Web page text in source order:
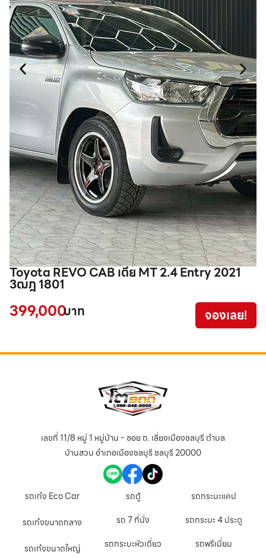
Toyota REVO CAB เตี้ย MT 2.4 Entry 2021
3ฒฎ 1801
399,000บาท จองเลย!
เลขที่ 11/8 หมู่ 1 หมู่บ้าน - ซอย ถ. เลี่ยงเมืองชลบุรี ตำบล
บ้านสวน อำเภอเมืองชลบุรี ชลบุรี 20000
รถเก๋ง Eco Car
รถเก๋งขนาดกลาง
รถเก๋งขนาดใหญ่
รถตู้
รถ 7 ที่นั่ง
รถกระบะหัวเดี่ยว
รถกระบะแคป
รถกระบะ 4 ประตู
รถพรีเมี่ยม